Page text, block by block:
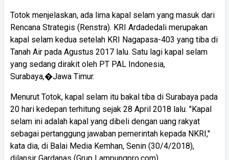
Totok menjelaskan, ada lima kapal selam yang masuk dari
Rencana Strategis (Renstra). KRI Ardadedali merupakan
kapal selam kedua setelah KRI Nagapasa-403 yang tiba di
Tanah Air pada Agustus 2017 lalu. Satu lagi kapal selam
yang sedang dirakit oleh PT PAL Indonesia,
Surabaya,�Jawa Timur.
Menurut Totok, kapal selam itu bakal tiba di Surabaya pada
20 hari kedepan terhitung sejak 28 April 2018 lalu. "Kapal
selam ini adalah kapal yang dibeli dengan uang rakyat
sebagai pertanggung jawaban pemerintah kepada NKRI,"
kata dia, di Balai Media Kemhan, Senin (30/4/2018),